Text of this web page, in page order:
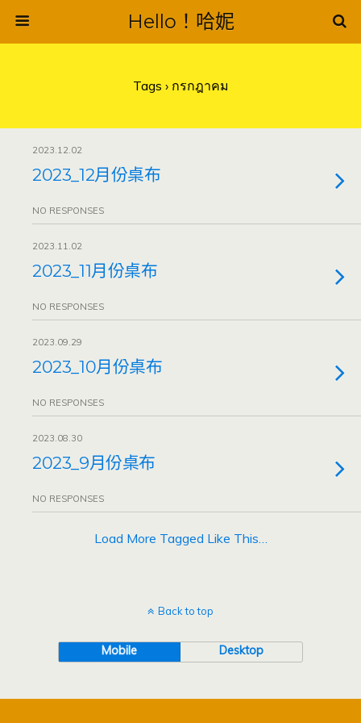
Hello！哈妮
Tags › กรกฎาคม
2023.12.02
2023_12月份桌布
NO RESPONSES
2023.11.02
2023_11月份桌布
NO RESPONSES
2023.09.29
2023_10月份桌布
NO RESPONSES
2023.08.30
2023_9月份桌布
NO RESPONSES
Load More Tagged Like This…
Back to top
Mobile Desktop